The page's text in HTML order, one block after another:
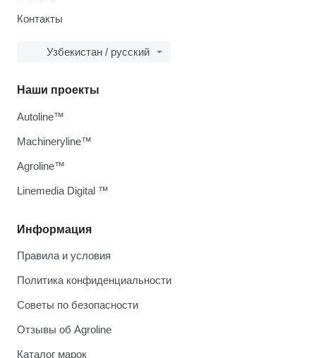
Контакты
Узбекистан / русский
Информация
Правила и условия
Политика конфиденциальности
Советы по безопасности
Отзывы об Agroline
Каталог марок
Наши проекты
Autoline™
Machineryline™
Agroline™
Linemedia Digital ™